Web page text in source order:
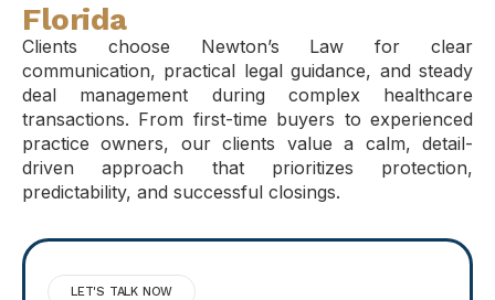
Florida
Clients choose Newton’s Law for clear
communication, practical legal guidance, and steady
deal management during complex healthcare
transactions. From first-time buyers to experienced
practice owners, our clients value a calm, detail-
driven approach that prioritizes protection,
predictability, and successful closings.
LET'S TALK NOW